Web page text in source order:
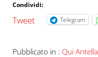
Condividi:
Tweet Telegram
Pubblicato in : Qui Antella